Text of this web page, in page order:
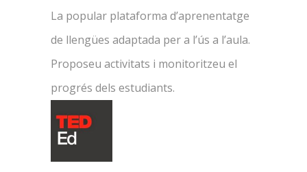
La popular plataforma d’aprenentatge
de llengües adaptada per a l’ús a l’aula.
Proposeu activitats i monitoritzeu el
progrés dels estudiants.